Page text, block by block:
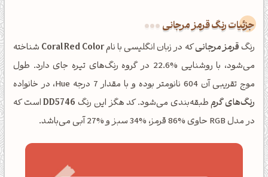
جزئیات رنگ قرمز مرجانی
رنگقرمز مرجانیکه در زبان انگلیسی با نامCoral Red Color شناخته
می‌شود، با روشنایی %22.6 در گروه رنگ‌های تیره جای دارد. طول
موج تقریبی آن 604 نانومتر بوده و با مقدار 7 درجه Hue، در خانواده
رنگ‌های گرمطبقه‌بندی می‌شود. کد هگز این رنگ DD5746است که
در مدل RGB حاوی %86 قرمز، %34 سبز و %27 آبی می‌باشد.